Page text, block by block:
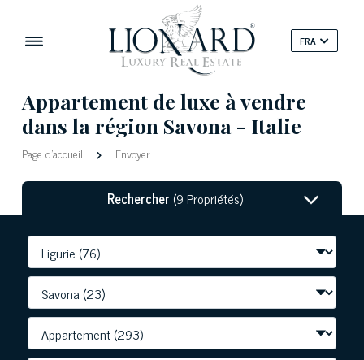
FRA
Appartement de luxe à vendre
dans la région Savona - Italie
Page d'accueil Envoyer
Rechercher (9 Propriétés)